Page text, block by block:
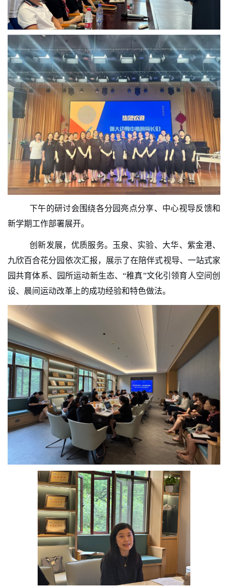
下午的研讨会围绕各分园亮点分享、中心视导反馈和
新学期工作部署展开。
创新发展，优质服务。玉泉、实验、大华、紫金港、
九欣百合花分园依次汇报，展示了在陪伴式视导、一站式家
园共育体系、园所运动新生态、“稚真”文化引领育人空间创
设、晨间运动改革上的成功经验和特色做法。